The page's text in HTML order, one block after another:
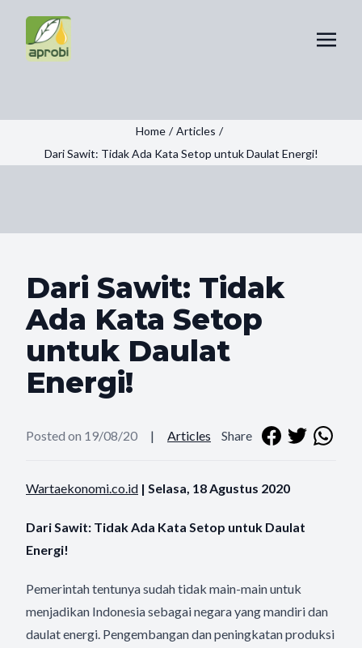
Home / Articles /
Dari Sawit: Tidak Ada Kata Setop untuk Daulat Energi!
Dari Sawit: Tidak
Ada Kata Setop
untuk Daulat
Energi!
Posted on 19/08/20 | Articles Share
Wartaekonomi.co.id | Selasa, 18 Agustus 2020
Dari Sawit: Tidak Ada Kata Setop untuk Daulat
Energi!
Pemerintah tentunya sudah tidak main-main untuk
menjadikan Indonesia sebagai negara yang mandiri dan
daulat energi. Pengembangan dan peningkatan produksi